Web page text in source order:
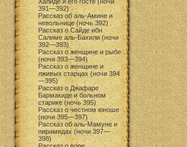
391—392)
Рассказ об аль-Амине и
невольнице (ночь 392)
Рассказ о Сайде ибн
Салиме аль-Бахили (ночи
392—393)
Рассказ о женщине и рыбе
(ночи 393—394)
Рассказ о женщине и
лживых старцах (ночи 394
—395)
Рассказ о Джафаре
Бармакиде и больном
старике (ночь 395)
Рассказ о честном юноше
(ночи 395—397)
Рассказ об аль-Мамуне и
пирамидах (ночи 397—
398)